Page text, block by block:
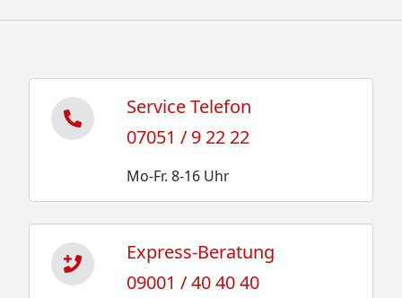
Service Telefon
07051 / 9 22 22
Mo-Fr. 8-16 Uhr
Express-Beratung
09001 / 40 40 40